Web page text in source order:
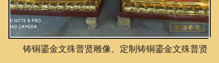
联系我们
铸铜鎏金文殊普贤雕像、定制铸铜鎏金文殊普贤